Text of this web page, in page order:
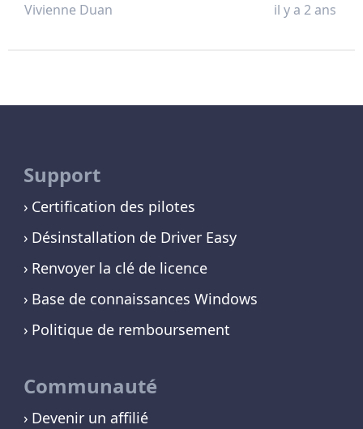
Vivienne Duan il y a 2 ans
Support
Certification des pilotes
Désinstallation de Driver Easy
Renvoyer la clé de licence
Base de connaissances Windows
Politique de remboursement
Communauté
Devenir un affilié